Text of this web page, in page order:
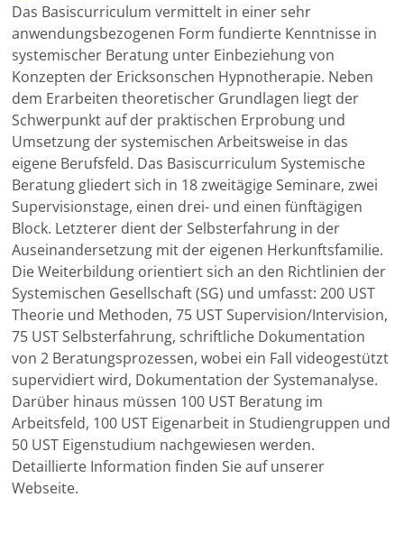
Das Basiscurriculum vermittelt in einer sehr
anwendungsbezogenen Form fundierte Kenntnisse in
systemischer Beratung unter Einbeziehung von
Konzepten der Ericksonschen Hypnotherapie. Neben
dem Erarbeiten theoretischer Grundlagen liegt der
Schwerpunkt auf der praktischen Erprobung und
Umsetzung der systemischen Arbeitsweise in das
eigene Berufsfeld. Das Basiscurriculum Systemische
Beratung gliedert sich in 18 zweitägige Seminare, zwei
Supervisionstage, einen drei- und einen fünftägigen
Block. Letzterer dient der Selbsterfahrung in der
Auseinandersetzung mit der eigenen Herkunftsfamilie.
Die Weiterbildung orientiert sich an den Richtlinien der
Systemischen Gesellschaft (SG) und umfasst: 200 UST
Theorie und Methoden, 75 UST Supervision/Intervision,
75 UST Selbsterfahrung, schriftliche Dokumentation
von 2 Beratungsprozessen, wobei ein Fall videogestützt
supervidiert wird, Dokumentation der Systemanalyse.
Darüber hinaus müssen 100 UST Beratung im
Arbeitsfeld, 100 UST Eigenarbeit in Studiengruppen und
50 UST Eigenstudium nachgewiesen werden.
Detaillierte Information finden Sie auf unserer
Webseite.